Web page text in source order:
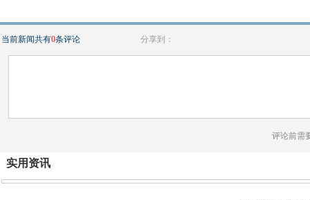
当前新闻共有0条评论 分享到：
评论前需
实用资讯